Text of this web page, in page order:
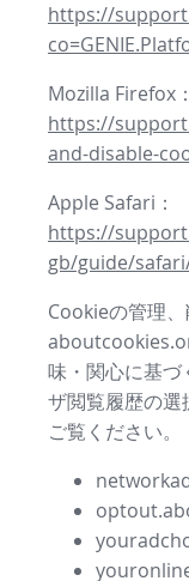
https://
Mozilla Firefox：
https://
and-disable-
Apple Safari：
https://
gb/guide/
Cookieの管理、
味・関心に基づ
ザ閲覧履歴の選
ご覧ください。